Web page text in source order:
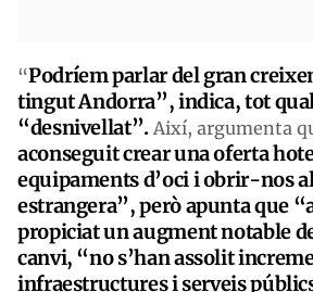
“Podríem parlar del gran
tingut Andorra”, indica, tot
“desnivellat”.Així, argumenta
aconseguit crear una oferta
equipaments d’oci i obrir-nos
estrangera”, però apunta que
propiciat un augment notable
canvi, “no s’han assolit
infraestructures i serveis